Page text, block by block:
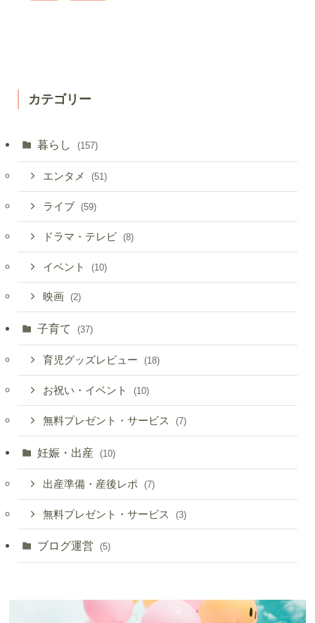
カテゴリー
暮らし (157)
エンタメ (51)
ライブ (59)
ドラマ・テレビ (8)
イベント (10)
映画 (2)
子育て (37)
育児グッズレビュー (18)
お祝い・イベント (10)
無料プレゼント・サービス (7)
妊娠・出産 (10)
出産準備・産後レポ (7)
無料プレゼント・サービス (3)
ブログ運営 (5)